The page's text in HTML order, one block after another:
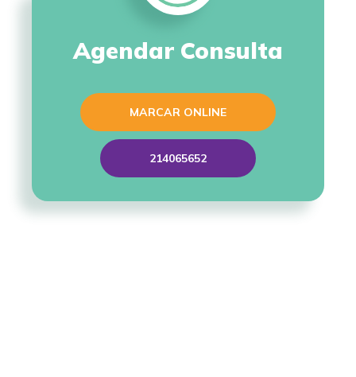
Agendar Consulta
MARCAR ONLINE
214065652